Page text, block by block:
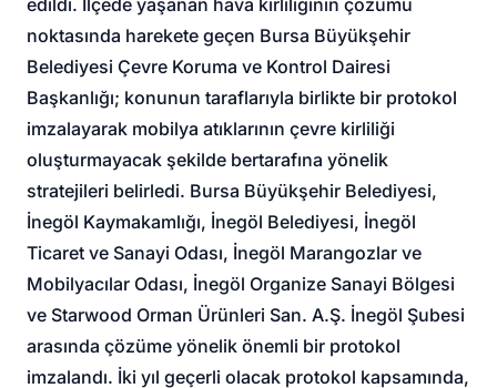
noktasında harekete geçen Bursa Büyükşehir
Belediyesi Çevre Koruma ve Kontrol Dairesi
Başkanlığı; konunun taraflarıyla birlikte bir protokol
imzalayarak mobilya atıklarının çevre kirliliği
oluşturmayacak şekilde bertarafına yönelik
stratejileri belirledi. Bursa Büyükşehir Belediyesi,
İnegöl Kaymakamlığı, İnegöl Belediyesi, İnegöl
Ticaret ve Sanayi Odası, İnegöl Marangozlar ve
Mobilyacılar Odası, İnegöl Organize Sanayi Bölgesi
ve Starwood Orman Ürünleri San. A.Ş. İnegöl Şubesi
arasında çözüme yönelik önemli bir protokol
imzalandı. İki yıl geçerli olacak protokol kapsamında,